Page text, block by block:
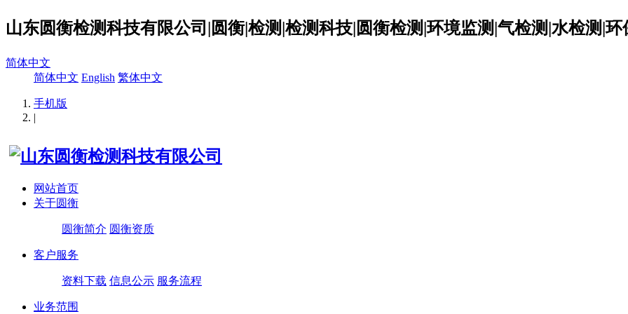
山东圆衡检测科技有限公司|圆衡|检测|检测科技|圆衡检测|环境监测|气检测|水检测|环
简体中文
简体中文 English 繁体中文
手机版
|
网站首页
关于圆衡
圆衡简介 圆衡资质
客户服务
资料下载 信息公示 服务流程
业务范围